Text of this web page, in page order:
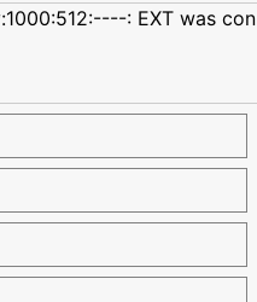
: EXT was con